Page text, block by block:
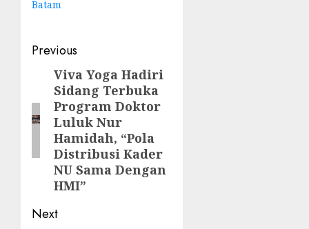
Batam
Post
navigation
Previous
Previous
post:
Viva Yoga Hadiri
Sidang Terbuka
Program Doktor
Luluk Nur
Hamidah, “Pola
Distribusi Kader
NU Sama Dengan
HMI”
Next